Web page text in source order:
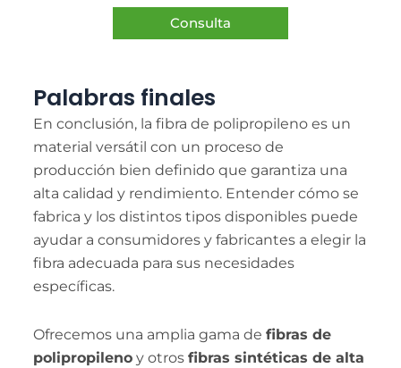
Consulta
Palabras finales
En conclusión, la fibra de polipropileno es un
material versátil con un proceso de
producción bien definido que garantiza una
alta calidad y rendimiento. Entender cómo se
fabrica y los distintos tipos disponibles puede
ayudar a consumidores y fabricantes a elegir la
fibra adecuada para sus necesidades
específicas.
Ofrecemos una amplia gama de fibras de
polipropilenoy otros fibras sintéticas de alta